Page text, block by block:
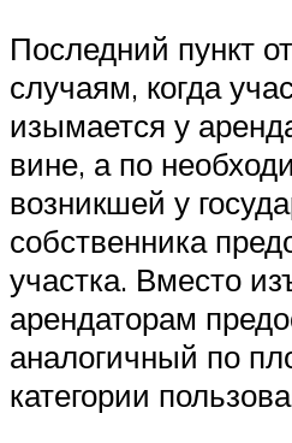
Последний пункт
случаям, когда
изымается у
вине, а по
возникшей у
собственника
участка. Вместо
арендаторам
аналогичный по
категории